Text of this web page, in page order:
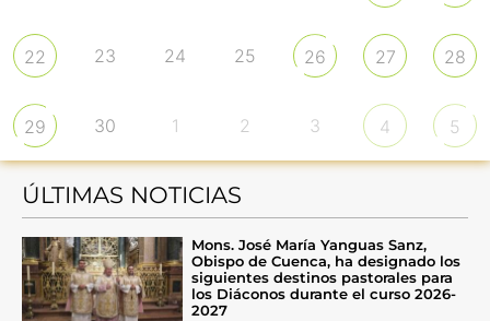
22 23 24 25 26 27 28
29 30 1 2 3 4 5
ÚLTIMAS NOTICIAS
Mons. José María Yanguas Sanz,
Obispo de Cuenca, ha designado los
siguientes destinos pastorales para
los Diáconos durante el curso 2026-
2027